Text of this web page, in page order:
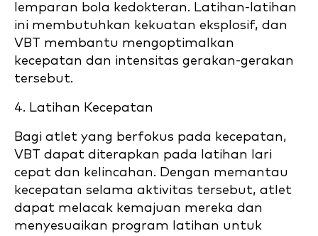
lemparan bola kedokteran. Latihan-latihan
ini membutuhkan kekuatan eksplosif, dan
VBT membantu mengoptimalkan
kecepatan dan intensitas gerakan-gerakan
tersebut.
4. Latihan Kecepatan
Bagi atlet yang berfokus pada kecepatan,
VBT dapat diterapkan pada latihan lari
cepat dan kelincahan. Dengan memantau
kecepatan selama aktivitas tersebut, atlet
dapat melacak kemajuan mereka dan
menyesuaikan program latihan untuk